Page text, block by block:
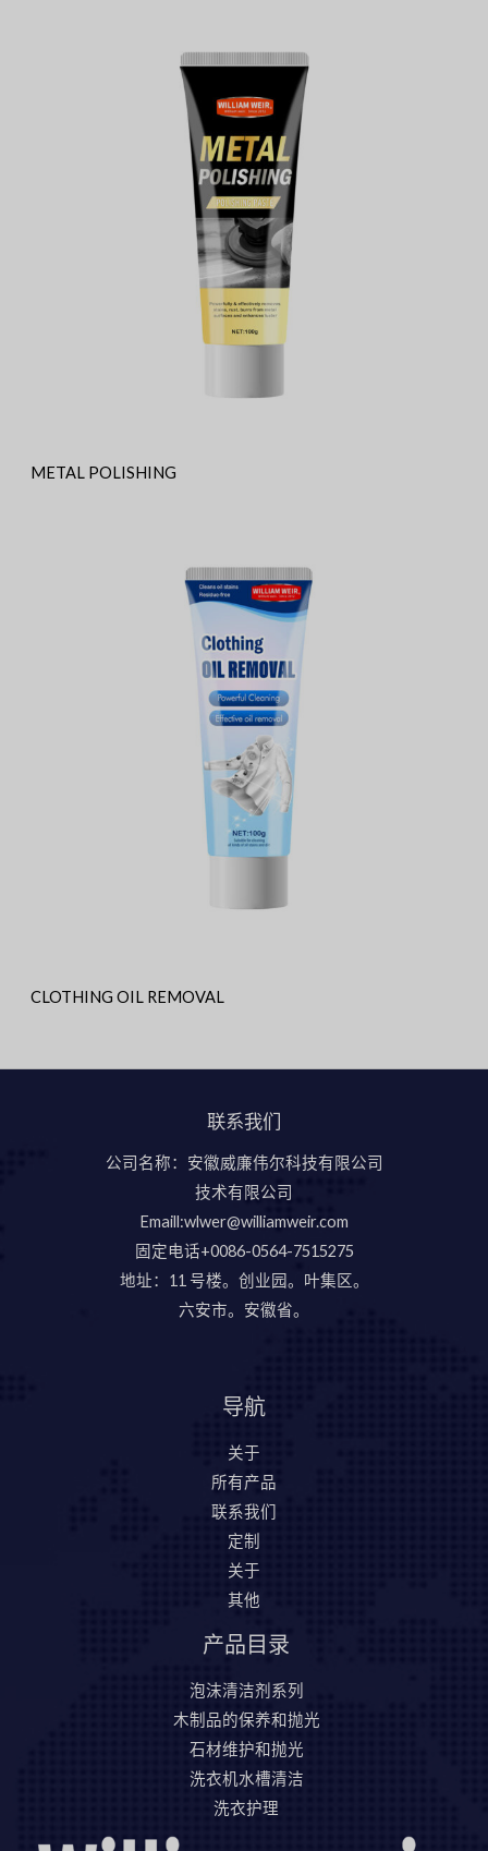
METAL POLISHING
CLOTHING OIL REMOVAL
联系我们
公司名称：安徽威廉伟尔科技有限公司
技术有限公司
Emaill:wlwer@williamweir.com
固定电话+0086-0564-7515275
地址：11 号楼。创业园。叶集区。
六安市。安徽省。
导航
关于
所有产品
联系我们
定制
关于
其他
产品目录
泡沫清洁剂系列
木制品的保养和抛光
石材维护和抛光
洗衣机水槽清洁
洗衣护理